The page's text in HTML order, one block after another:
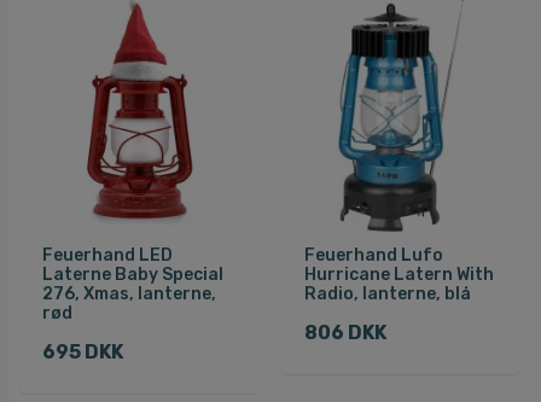
Feuerhand LED
Laterne Baby Special
276, Xmas, lanterne,
rød
695 DKK
Feuerhand Lufo
Hurricane Latern With
Radio, lanterne, blå
806 DKK